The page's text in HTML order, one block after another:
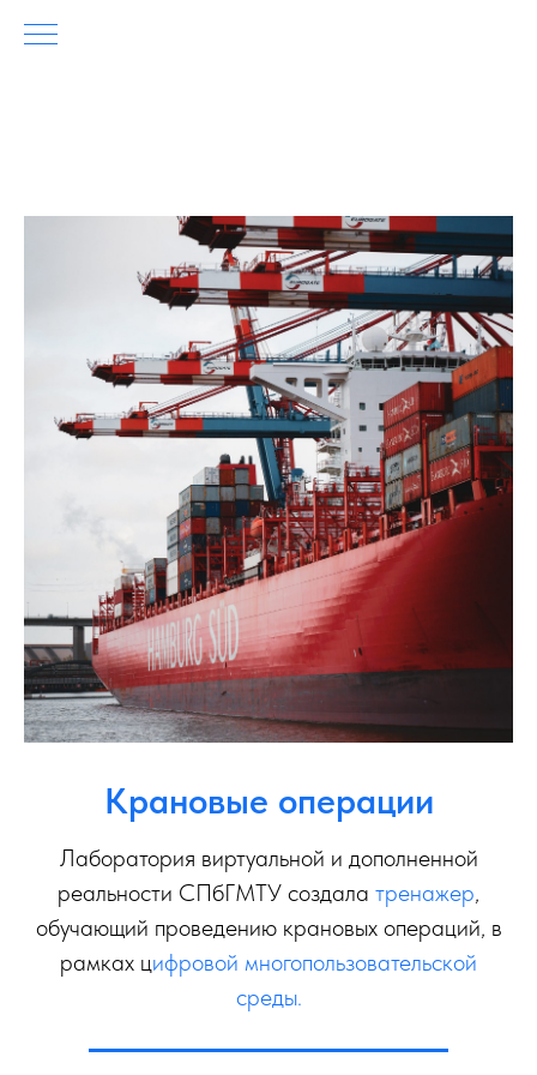
Крановые операции
Лаборатория виртуальной и дополненной
реальности СПбГМТУ создала тренажер,
обучающий проведению крановых операций, в
рамках цифровой многопользовательской
среды.